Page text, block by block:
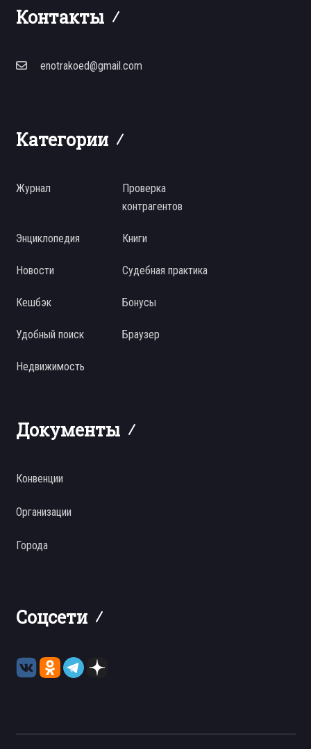
Контакты
enotrakoed@gmail.com
Категории
Журнал
Проверка
контрагентов
Энциклопедия Книги
Новости Судебная практика
Кешбэк Бонусы
Удобный поиск Браузер
Недвижимость
Документы
Конвенции
Организации
Города
Соцсети